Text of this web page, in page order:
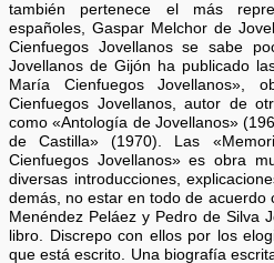
también pertenece el más
españoles, Gaspar Melchor de
Cienfuegos Jovellanos se sabe
Jovellanos de Gijón ha publicado
María Cienfuegos Jovellanos»,
Cienfuegos Jovellanos, autor de
como «Antología de Jovellanos»
de Castilla» (1970). Las
Cienfuegos Jovellanos» es obra
diversas introducciones,
demás, no estar en todo de acuerdo
Menéndez Peláez y Pedro de Silva
libro. Discrepo con ellos por los
que está escrito. Una biografía